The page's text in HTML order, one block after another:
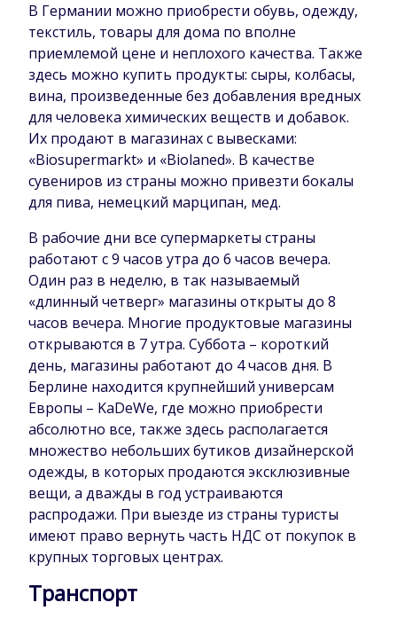
В Германии можно приобрести обувь, одежду,
текстиль, товары для дома по вполне
приемлемой цене и неплохого качества. Также
здесь можно купить продукты: сыры, колбасы,
вина, произведенные без добавления вредных
для человека химических веществ и добавок.
Их продают в магазинах с вывесками:
«Biosupermarkt» и «Biolaned». В качестве
сувениров из страны можно привезти бокалы
для пива, немецкий марципан, мед.
В рабочие дни все супермаркеты страны
работают с 9 часов утра до 6 часов вечера.
Один раз в неделю, в так называемый
«длинный четверг» магазины открыты до 8
часов вечера. Многие продуктовые магазины
открываются в 7 утра. Суббота – короткий
день, магазины работают до 4 часов дня. В
Берлине находится крупнейший универсам
Европы – KaDeWe, где можно приобрести
абсолютно все, также здесь располагается
множество небольших бутиков дизайнерской
одежды, в которых продаются эксклюзивные
вещи, а дважды в год устраиваются
распродажи. При выезде из страны туристы
имеют право вернуть часть НДС от покупок в
крупных торговых центрах.
Транспорт